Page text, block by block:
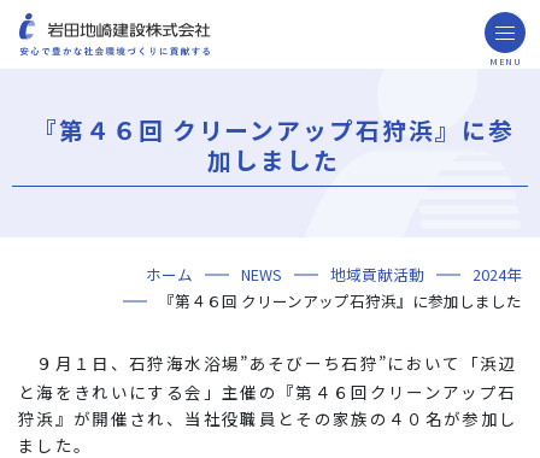
MENU
ごあいさつ
ミッション・ビジョン・社訓
会社概要
組織図
役員一覧
沿革
岩田地崎の歴史
事業所一覧
関連会社
プレスリリース
財務情報
岩田地崎建設のCM
3分でわかる岩田地崎建設
年代から探す
地域別で探す
用途区分から探す
GISマップシステム
Niseko Project
プロジェクトレポート
技術・ソリューション
海外事業
NISEKO PROJECTS
『第４６回 クリーンアップ石狩浜』に参
加しました
ホーム NEWS 地域貢献活動
2024年
『第４６回 クリーンアップ石狩浜』に参加しました
９月１日、石狩海水浴場”あそびーち石狩”において「浜辺
と海をきれいにする会」主催の『第４６回クリーンアップ石
狩浜』が開催され、当社役職員とその家族の４０名が参加し
ました。